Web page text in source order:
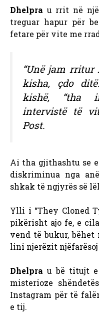
Dhelpra u rrit në
treguar hapur për
fetare për vite me
“Unë jam rritur
kisha, çdo
kishë, “tha
intervistë të
Post.
Ai tha gjithashtu se
diskriminua nga
shkak të ngjyrës së
Ylli i “They Cloned
pikërisht ajo fe, e
vend të bukur,
lini njerëzit
Dhelpra u bë titujt
misterioze
Instagram për të
e tij.